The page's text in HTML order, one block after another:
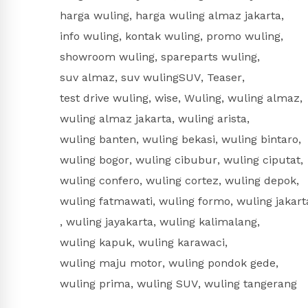
harga wuling, harga wuling almaz jakarta,
info wuling, kontak wuling, promo wuling,
showroom wuling, spareparts wuling,
suv almaz, suv wulingSUV, Teaser,
test drive wuling, wise, Wuling, wuling almaz,
wuling almaz jakarta, wuling arista,
wuling banten, wuling bekasi, wuling bintaro,
wuling bogor, wuling cibubur, wuling ciputat,
wuling confero, wuling cortez, wuling depok,
wuling fatmawati, wuling formo, wuling
, wuling jayakarta, wuling kalimalang,
wuling kapuk, wuling karawaci,
wuling maju motor, wuling pondok gede,
wuling prima, wuling SUV, wuling tangerang